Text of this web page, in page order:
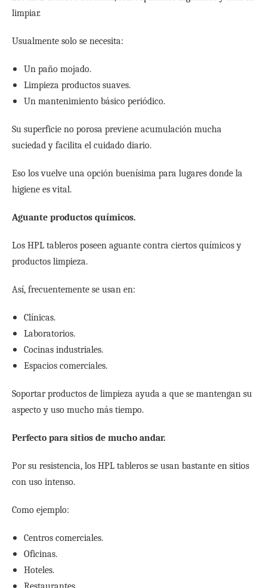
limpiar.
Usualmente solo se necesita:
Un paño mojado.
Limpieza productos suaves.
Un mantenimiento básico periódico.
Su superficie no porosa previene acumulación mucha
suciedad y facilita el cuidado diario.
Eso los vuelve una opción buenísima para lugares donde la
higiene es vital.
Aguante productos químicos.
Los HPL tableros poseen aguante contra ciertos químicos y
productos limpieza.
Así, frecuentemente se usan en:
Clínicas.
Laboratorios.
Cocinas industriales.
Espacios comerciales.
Soportar productos de limpieza ayuda a que se mantengan su
aspecto y uso mucho más tiempo.
Perfecto para sitios de mucho andar.
Por su resistencia, los HPL tableros se usan bastante en sitios
con uso intenso.
Como ejemplo:
Centros comerciales.
Oficinas.
Hoteles.